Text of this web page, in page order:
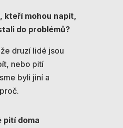
kteří mohou napít,
do problémů?
druzí lidé jsou
nebo pití
byli jiní a
pití doma